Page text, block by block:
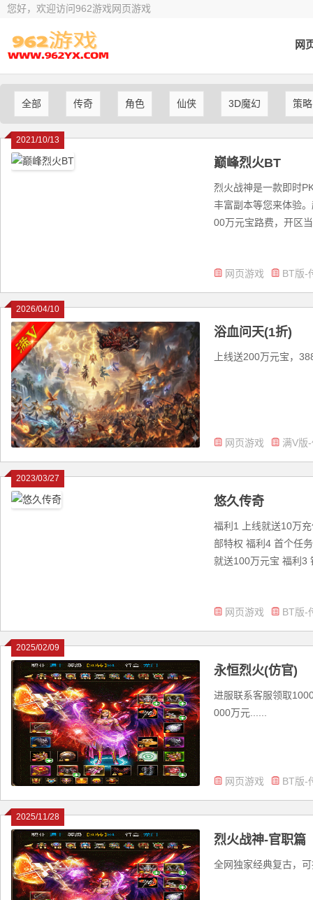
您好，欢迎访问962游戏网页游戏
网
全部 传奇 角色 仙侠 3D魔幻 策略
2021/10/13
巅峰烈火BT
烈火战神是一款即时
丰富副本等您来体验
00万元宝路费，开区
网页游戏 BT版-
2026/04/10
浴血问天(1折)
上线送200万元宝，
网页游戏 满V版
2023/03/27
悠久传奇
福利1 上线就送10万
部特权 福利4 首个任
就送100万元宝 福利3
网页游戏 BT版-
2025/02/09
永恒烈火(仿官)
进服联系客服领取
000万元......
网页游戏 BT版-
2025/11/28
烈火战神-官职篇
全网独家经典复古，